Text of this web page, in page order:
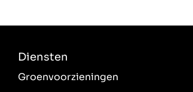
Diensten
Groenvoorzieningen